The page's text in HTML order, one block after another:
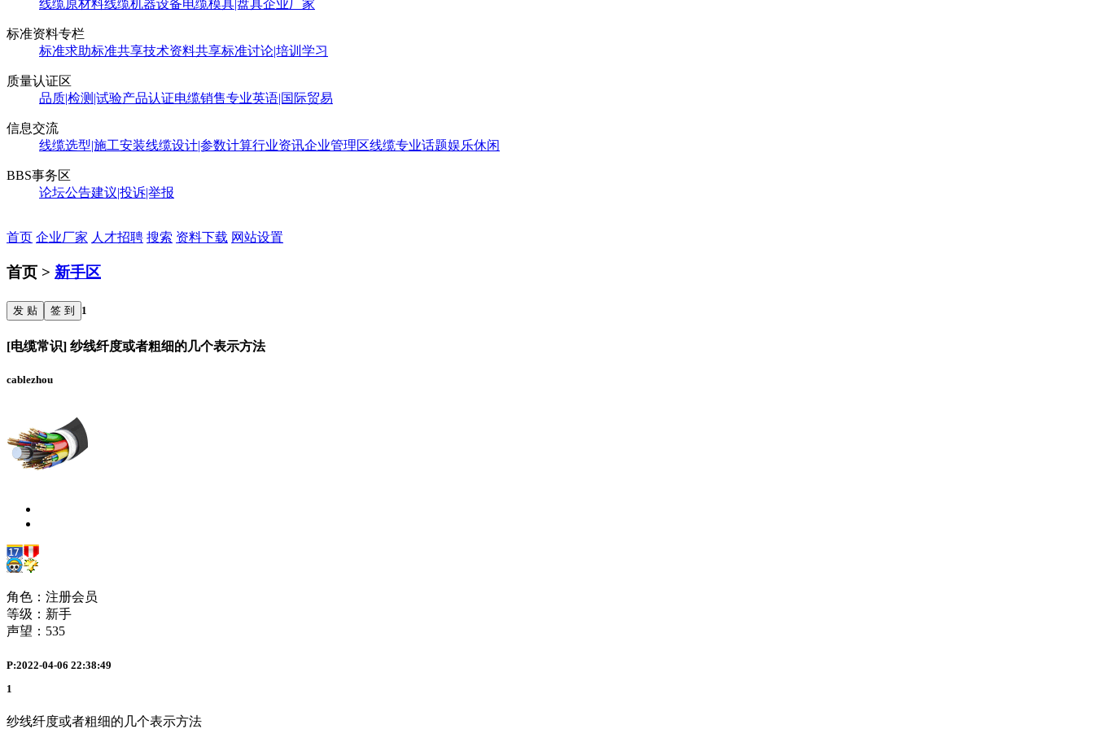
线缆原材料线缆机器设备电缆模具|盘具企业厂家
标准资料专栏
标准求助标准共享技术资料共享标准讨论|培训学习
质量认证区
品质|检测|试验产品认证电缆销售专业英语|国际贸易
信息交流
线缆选型|施工安装线缆设计|参数计算行业资讯企业管理区线缆专业话题娱乐休闲
BBS事务区
论坛公告建议|投诉|举报
首页 企业厂家 人才招聘 搜索 资料下载 网站设置
首页 > 新手区
发 贴 签 到 1
[电缆常识] 纱线纤度或者粗细的几个表示方法
cablezhou
角色：注册会员
等级：新手
声望： 535
P:2022-04-06 22:38:49
1
纱线纤度或者粗细的几个表示方法